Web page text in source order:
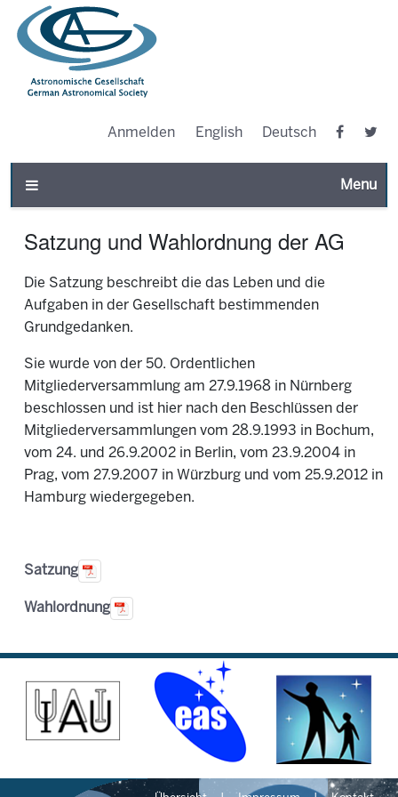
Anmelden English Deutsch
Toggle
Satzung und Wahlordnung der AG
Die Satzung beschreibt die das Leben und die
Aufgaben in der Gesellschaft bestimmenden
Grundgedanken.
Sie wurde von der 50. Ordentlichen
Mitgliederversammlung am 27.9.1968 in Nürnberg
beschlossen und ist hier nach den Beschlüssen der
Mitgliederversammlungen vom 28.9.1993 in Bochum,
vom 24. und 26.9.2002 in Berlin, vom 23.9.2004 in
Prag, vom 27.9.2007 in Würzburg und vom 25.9.2012 in
Hamburg wiedergegeben.
Satzung
Wahlordnung